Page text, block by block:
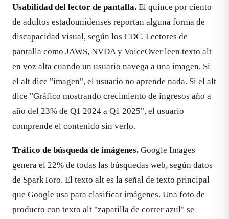
Usabilidad del lector de pantalla. El quince por ciento
de adultos estadounidenses reportan alguna forma de
discapacidad visual, según los CDC. Lectores de
pantalla como JAWS, NVDA y VoiceOver leen texto alt
en voz alta cuando un usuario navega a una imagen. Si
el alt dice "imagen", el usuario no aprende nada. Si el alt
dice "Gráfico mostrando crecimiento de ingresos año a
año del 23% de Q1 2024 a Q1 2025", el usuario
comprende el contenido sin verlo.
Tráfico de búsqueda de imágenes. Google Images
genera el 22% de todas las búsquedas web, según datos
de SparkToro. El texto alt es la señal de texto principal
que Google usa para clasificar imágenes. Una foto de
producto con texto alt "zapatilla de correr azul" se